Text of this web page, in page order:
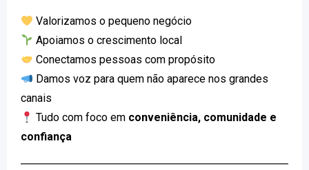
Valorizamos o pequeno negócio
Apoiamos o crescimento local
Conectamos pessoas com propósito
Damos voz para quem não aparece nos grandes
canais
Tudo com foco em conveniência, comunidade e
confiança